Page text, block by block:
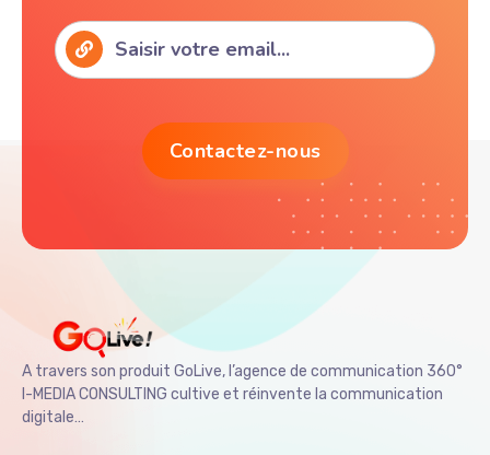
A travers son produit GoLive, l’agence de communication 360°
I-MEDIA CONSULTING cultive et réinvente la communication
digitale…